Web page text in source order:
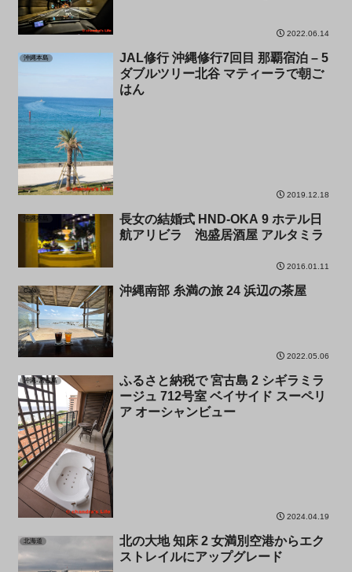
2022.06.14
沖縄本島
JAL修行 沖縄修行7回目 那覇宿泊 – 5
ダブルツリー北谷 マティーラで朝ご
はん
2019.12.18
沖縄本島
長女の結婚式 HND-OKA 9 ホテル日
航アリビラ 泡盛居酒屋 アルタミラ
2016.01.11
Cafe 沖縄南部 糸満の旅 24 浜辺の茶屋
2022.05.06
沖縄-宮古島
ふるさと納税で 宮古島 2 シギラミラ
ージュ 712号室 ベイサイド スーペリ
ア オーシャンビュー
2024.04.19
北海道
北の大地 知床 2 女満別空港からエク
ストレイルにアップグレード